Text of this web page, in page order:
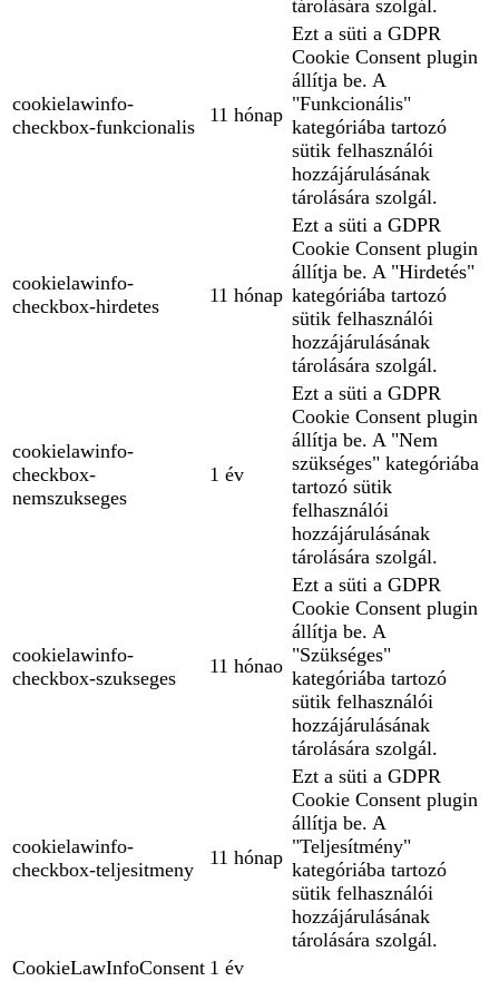
tárolására szolgál.
cookielawinfo-
checkbox-funkcionalis
11 hónap
Ezt a süti a GDPR
Cookie Consent plugin
állítja be. A
"Funkcionális"
kategóriába tartozó
sütik felhasználói
hozzájárulásának
tárolására szolgál.
cookielawinfo-
checkbox-hirdetes
11 hónap
Ezt a süti a GDPR
Cookie Consent plugin
állítja be. A "Hirdetés"
kategóriába tartozó
sütik felhasználói
hozzájárulásának
tárolására szolgál.
cookielawinfo-
checkbox-
nemszukseges
1 év
Ezt a süti a GDPR
Cookie Consent plugin
állítja be. A "Nem
szükséges" kategóriába
tartozó sütik
felhasználói
hozzájárulásának
tárolására szolgál.
cookielawinfo-
checkbox-szukseges
11 hónao
Ezt a süti a GDPR
Cookie Consent plugin
állítja be. A
"Szükséges"
kategóriába tartozó
sütik felhasználói
hozzájárulásának
tárolására szolgál.
cookielawinfo-
checkbox-teljesitmeny
11 hónap
Ezt a süti a GDPR
Cookie Consent plugin
állítja be. A
"Teljesítmény"
kategóriába tartozó
sütik felhasználói
hozzájárulásának
tárolására szolgál.
CookieLawInfoConsent 1 év